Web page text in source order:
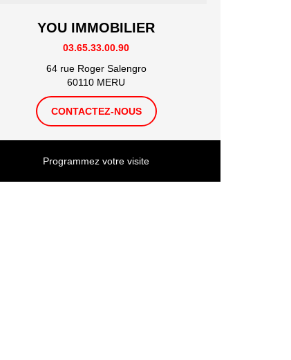
YOU IMMOBILIER
03.65.33.00.90
64 rue Roger Salengro
60110 MERU
CONTACTEZ-NOUS
Programmez votre visite